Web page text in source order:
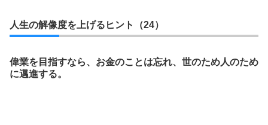
人生の解像度を上げるヒント（24）
偉業を目指すなら、お金のことは忘れ、世のため人のため
に邁進する。